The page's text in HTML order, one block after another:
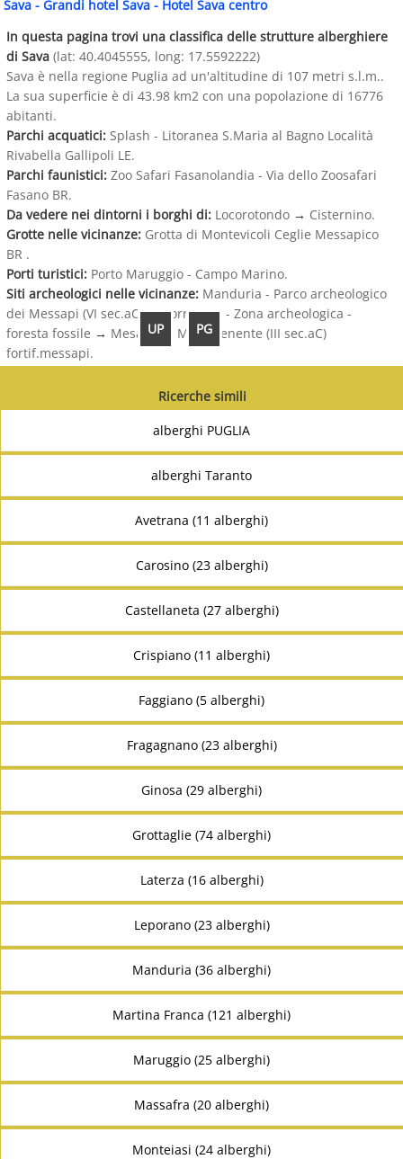
UP PG
Sava - Grandi hotel Sava - Hotel Sava centro
In questa pagina trovi una classifica delle strutture alberghiere
di Sava (lat: 40.4045555, long: 17.5592222)
Sava è nella regione Puglia ad un'altitudine di 107 metri s.l.m..
La sua superficie è di 43.98 km2 con una popolazione di 16776
abitanti.
Parchi acquatici: Splash - Litoranea S.Maria al Bagno Località
Rivabella Gallipoli LE.
Parchi faunistici: Zoo Safari Fasanolandia - Via dello Zoosafari
Fasano BR.
Da vedere nei dintorni i borghi di: Locorotondo → Cisternino.
Grotte nelle vicinanze: Grotta di Montevicoli Ceglie Messapico
BR .
Porti turistici: Porto Maruggio - Campo Marino.
Siti archeologici nelle vicinanze: Manduria - Parco archeologico
dei Messapi (VI sec.aC)→Torre Ovo - Zona archeologica -
foresta fossile → Mesagne - Muro Tenente (III sec.aC)
fortif.messapi.
Ricerche simili
alberghi PUGLIA
alberghi Taranto
Avetrana (11 alberghi)
Carosino (23 alberghi)
Castellaneta (27 alberghi)
Crispiano (11 alberghi)
Faggiano (5 alberghi)
Fragagnano (23 alberghi)
Ginosa (29 alberghi)
Grottaglie (74 alberghi)
Laterza (16 alberghi)
Leporano (23 alberghi)
Manduria (36 alberghi)
Martina Franca (121 alberghi)
Maruggio (25 alberghi)
Massafra (20 alberghi)
Monteiasi (24 alberghi)